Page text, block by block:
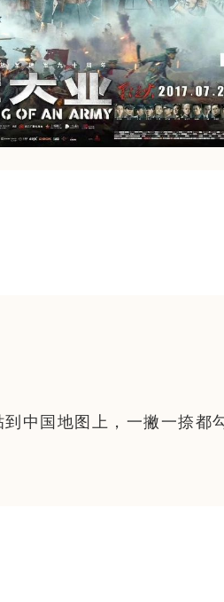
到中国地图上，一撇一捺都